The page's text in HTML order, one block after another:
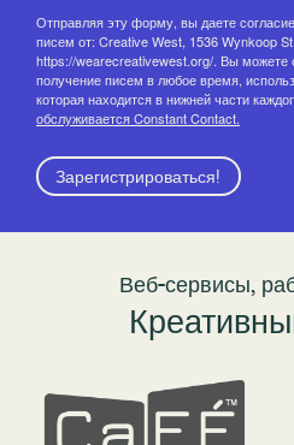
Отправляя эту форму, вы даете
писем от: Creative West, 1536 Wynkoop
https://wearecreativewest.org/. Вы можете
получение писем в любое время,
которая находится в нижней части
обслуживается Constant Contact.
Зарегистрироваться!
Веб-сервисы,